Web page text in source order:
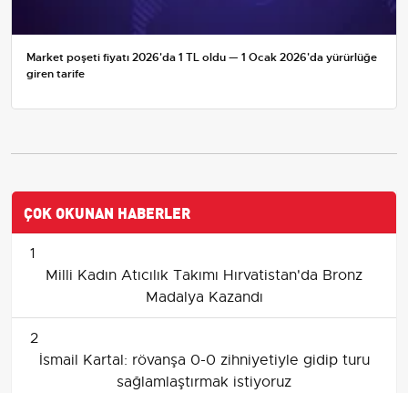
Market poşeti fiyatı 2026'da 1 TL oldu — 1 Ocak 2026'da yürürlüğe
giren tarife
ÇOK OKUNAN HABERLER
1
Milli Kadın Atıcılık Takımı Hırvatistan'da Bronz
Madalya Kazandı
2
İsmail Kartal: rövanşa 0-0 zihniyetiyle gidip turu
sağlamlaştırmak istiyoruz